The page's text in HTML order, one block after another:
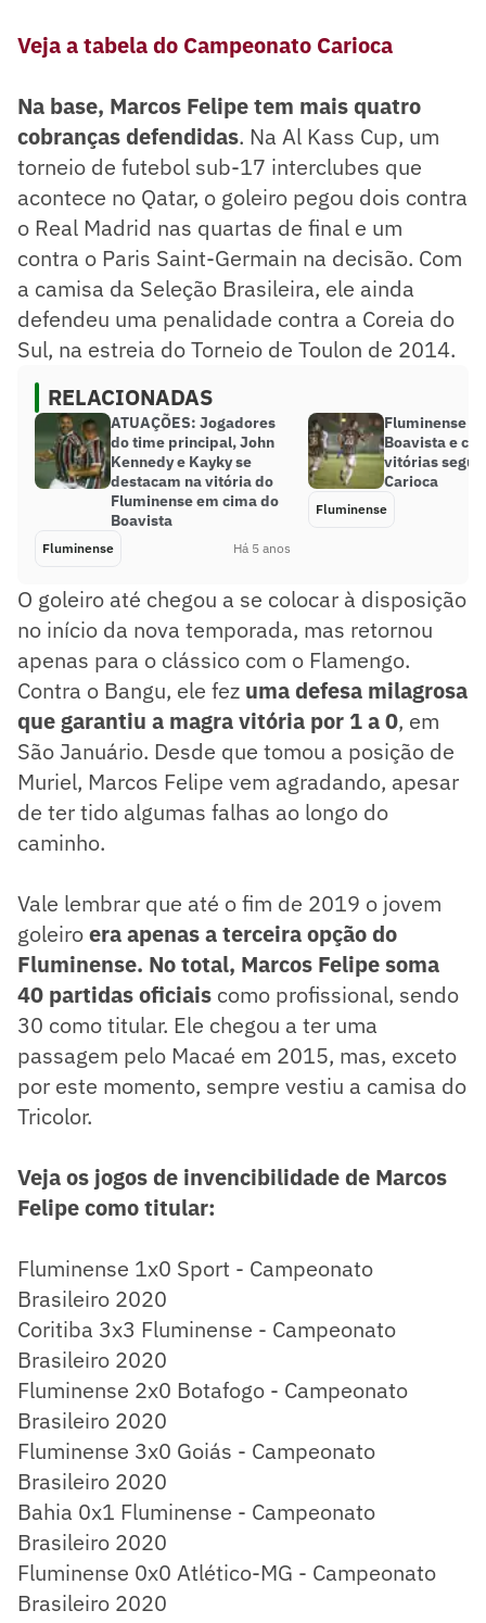
Veja a tabela do Campeonato Carioca
Na base, Marcos Felipe tem mais quatro
cobranças defendidas. Na Al Kass Cup, um
torneio de futebol sub-17 interclubes que
acontece no Qatar, o goleiro pegou dois contra
o Real Madrid nas quartas de final e um
contra o Paris Saint-Germain na decisão. Com
a camisa da Seleção Brasileira, ele ainda
defendeu uma penalidade contra a Coreia do
Sul, na estreia do Torneio de Toulon de 2014.
RELACIONADAS
ATUAÇÕES: Jogadores
do time principal, John
Kennedy e Kayky se
destacam na vitória do
Fluminense em cima do
Boavista
Fluminense Há 5 anos
Fluminense
Boavista e
vitórias
Carioca
Fluminense
O goleiro até chegou a se colocar à disposição
no início da nova temporada, mas retornou
apenas para o clássico com o Flamengo.
Contra o Bangu, ele fez uma defesa milagrosa
que garantiu a magra vitória por 1 a 0, em
São Januário. Desde que tomou a posição de
Muriel, Marcos Felipe vem agradando, apesar
de ter tido algumas falhas ao longo do
caminho.
Vale lembrar que até o fim de 2019 o jovem
goleiroera apenas a terceira opção do
Fluminense. No total, Marcos Felipe soma
40 partidas oficiais como profissional, sendo
30 como titular. Ele chegou a ter uma
passagem pelo Macaé em 2015, mas, exceto
por este momento, sempre vestiu a camisa do
Tricolor.
Veja os jogos de invencibilidade de Marcos
Felipe como titular:
Fluminense 1x0 Sport - Campeonato
Brasileiro 2020
Coritiba 3x3 Fluminense - Campeonato
Brasileiro 2020
Fluminense 2x0 Botafogo - Campeonato
Brasileiro 2020
Fluminense 3x0 Goiás - Campeonato
Brasileiro 2020
Bahia 0x1 Fluminense - Campeonato
Brasileiro 2020
Fluminense 0x0 Atlético-MG - Campeonato
Brasileiro 2020